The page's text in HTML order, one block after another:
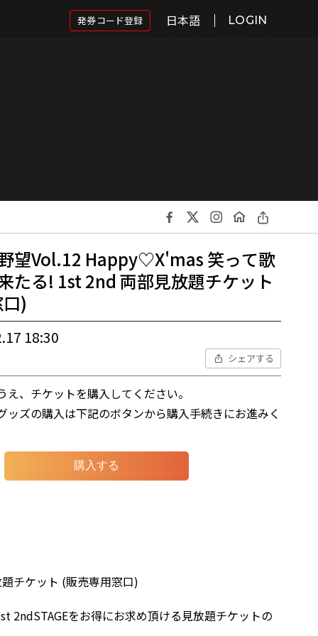
発券コード登録 日本語 LOGIN
望Vol.12 Happy♡X'mas 笑って歌
たる! 1st 2nd 両部見放題チケット
)
18:30
シェアする
、チケットを購入してください。
ッズの購入は下記のボタンから購入手続きにお進みく
購入する
チケット (販売専用窓口)
をお得にお求め頂ける見放題チケットの